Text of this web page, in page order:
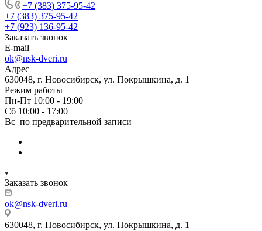
+7 (383) 375-95-42
+7 (383) 375-95-42
+7 (923) 136-95-42
Заказать звонок
E-mail
ok@nsk-dveri.ru
Адрес
630048, г. Новосибирск, ул. Покрышкина, д. 1
Режим работы
Пн-Пт 10:00 - 19:00
Сб 10:00 - 17:00
Вс по предварительной записи
Заказать звонок
ok@nsk-dveri.ru
630048, г. Новосибирск, ул. Покрышкина, д. 1